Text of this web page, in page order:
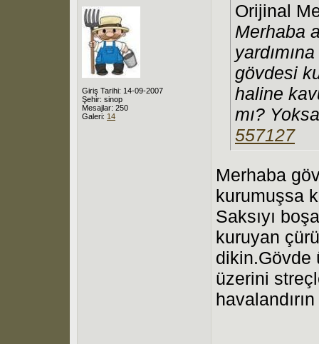
Giriş Tarihi: 14-09-2007
Şehir: sinop
Mesajlar: 250
Galeri: 14
Orijinal
Merhaba
gövdesi
haline
mı?
557127
Merhaba
kurumuşsa
Saksıyı
kuruyan
dikin.Gövde
üzerini